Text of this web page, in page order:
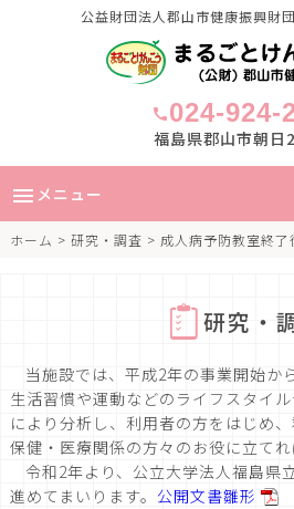
公益財団法人郡山市健康振興財
call024-924-
福島県郡山市朝
menu メニュー
ホーム > 研究・調査 > 成人病予防教室終
研究・
当施設では、平成2年の事業開始か
生活習慣や運動などのライフスタイ
により分析し、利用者の方をはじめ
保健・医療関係の方々のお役に立てれ
令和2年より、公立大学法人福島県
進めてまいります。 公開文書雛形